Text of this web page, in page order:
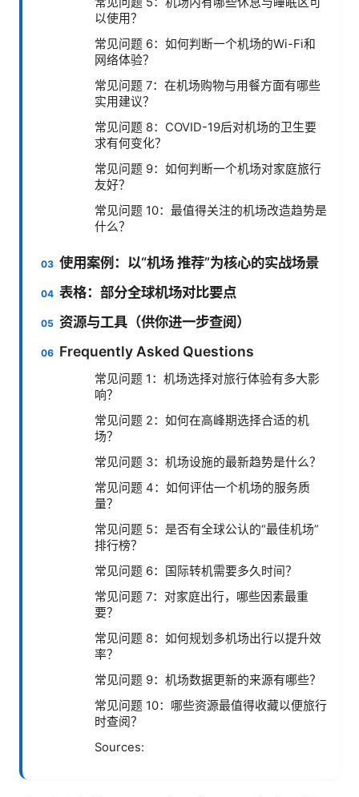
以使用？
常见问题 6：如何判断一个机场的Wi-Fi和
网络体验？
常见问题 7：在机场购物与用餐方面有哪些
实用建议？
常见问题 8：COVID-19后对机场的卫生要
求有何变化？
常见问题 9：如何判断一个机场对家庭旅行
友好？
常见问题 10：最值得关注的机场改造趋势是
什么？
使用案例：以“机场 推荐”为核心的实战场景
表格：部分全球机场对比要点
资源与工具（供你进一步查阅）
Frequently Asked Questions
常见问题 1：机场选择对旅行体验有多大影
响？
常见问题 2：如何在高峰期选择合适的机
场？
常见问题 3：机场设施的最新趋势是什么？
常见问题 4：如何评估一个机场的服务质
量？
常见问题 5：是否有全球公认的“最佳机场”
排行榜？
常见问题 6：国际转机需要多久时间？
常见问题 7：对家庭出行，哪些因素最重
要？
常见问题 8：如何规划多机场出行以提升效
率？
常见问题 9：机场数据更新的来源有哪些？
常见问题 10：哪些资源最值得收藏以便旅行
时查阅？
Sources: